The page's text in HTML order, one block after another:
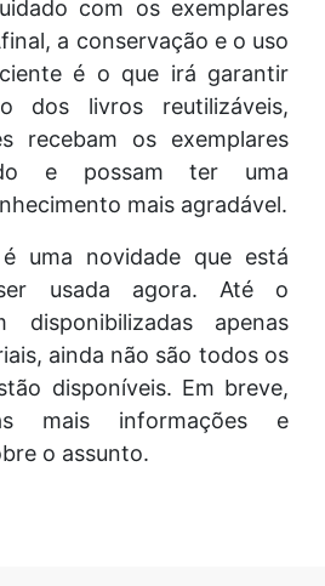
com os exemplares
a conservação e o uso
é o que irá garantir
dos livros reutilizáveis,
recebam os exemplares
e possam ter uma
mais agradável.
uma novidade que está
usada agora. Até o
disponibilizadas apenas
ainda não são todos os
disponíveis. Em breve,
mais informações e
o assunto.